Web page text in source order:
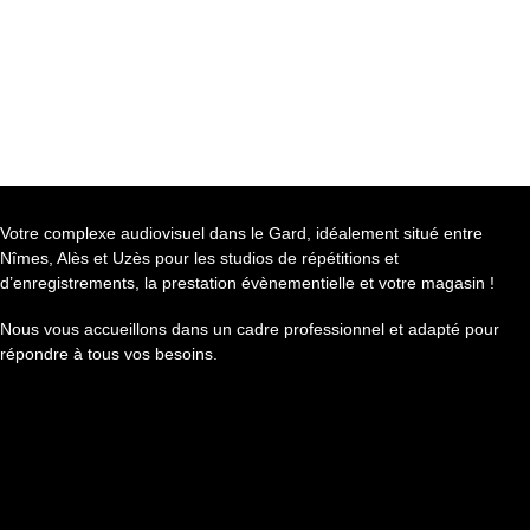
Votre complexe audiovisuel dans le Gard, idéalement situé entre
Nîmes, Alès et Uzès pour les studios de répétitions et
d’enregistrements, la prestation évènementielle et votre magasin !
Nous vous accueillons dans un cadre professionnel et adapté pour
répondre à tous vos besoins.